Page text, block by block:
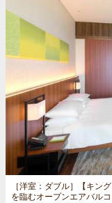
［洋室：ダブル］
【キン
を臨むオープンエアバル